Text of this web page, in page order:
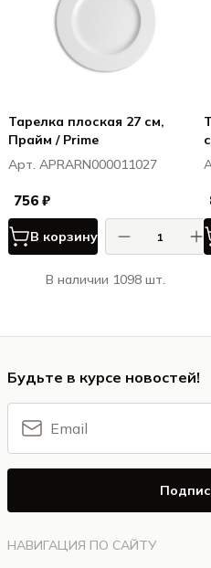
Тарелка плоская 27 см,
Прайм / Prime
Арт. APRARN000011027
756 ₽
В корзину
В наличии 1098 шт.
НАВИГАЦИЯ ПО САЙТУ
Будьте в курсе новостей!